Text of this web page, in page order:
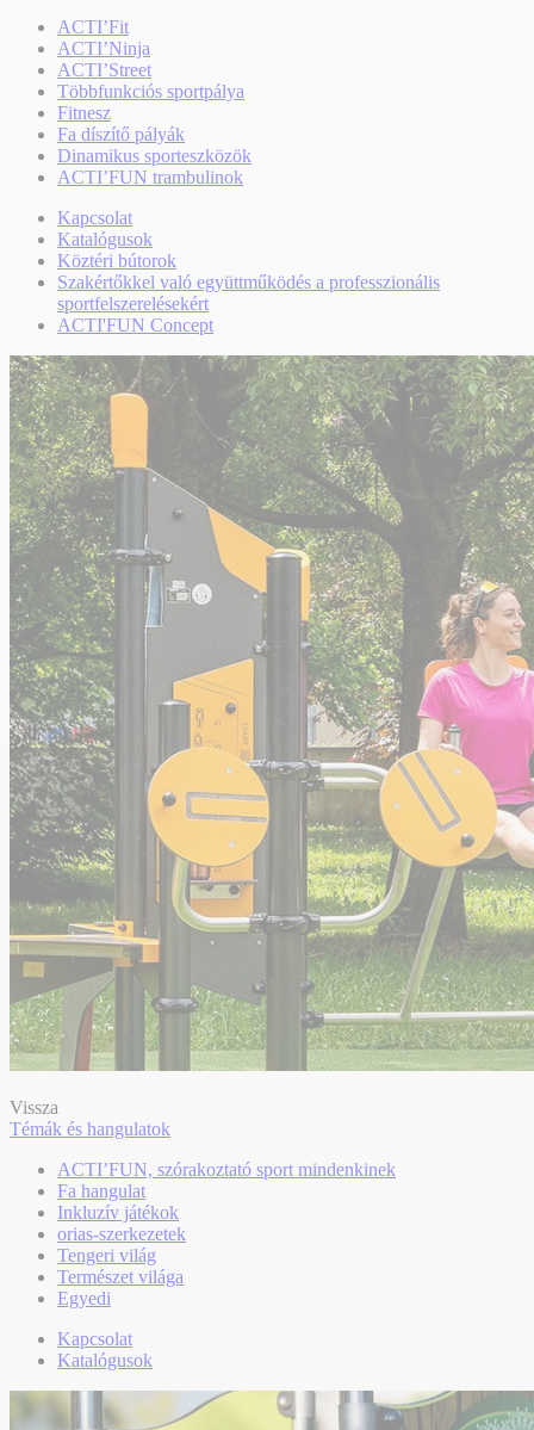
ACTI’Fit
ACTI’Ninja
ACTI’Street
Többfunkciós sportpálya
Fitnesz
Fa díszítő pályák
Dinamikus sporteszközök
ACTI’FUN trambulinok
Kapcsolat
Katalógusok
Köztéri bútorok
Szakértőkkel való együttműködés a professzionális
sportfelszerelésekért
ACTI'FUN Concept
Vissza
Témák és hangulatok
ACTI’FUN, szórakoztató sport mindenkinek
Fa hangulat
Inkluzív játékok
orias-szerkezetek
Tengeri világ
Természet világa
Egyedi
Kapcsolat
Katalógusok